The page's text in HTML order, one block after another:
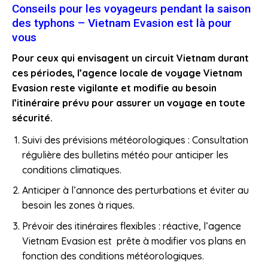
Conseils pour les voyageurs pendant la saison
des typhons – Vietnam Evasion est là pour
vous
Pour ceux qui envisagent un circuit Vietnam durant
ces périodes, l’agence locale de voyage Vietnam
Evasion reste vigilante et modifie au besoin
l’itinéraire prévu pour assurer un voyage en toute
sécurité.
Suivi des prévisions météorologiques : Consultation
régulière des bulletins météo pour anticiper les
conditions climatiques.
Anticiper à l’annonce des perturbations et éviter au
besoin les zones à riques.
Prévoir des itinéraires flexibles : réactive, l’agence
Vietnam Evasion est prête à modifier vos plans en
fonction des conditions météorologiques.